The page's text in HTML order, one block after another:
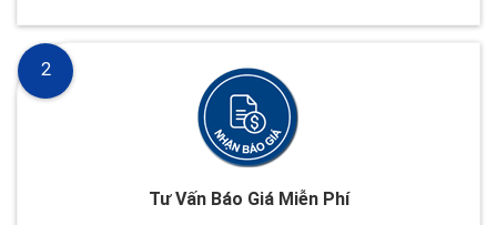
Tư Vấn Báo Giá Miễn Phí
2